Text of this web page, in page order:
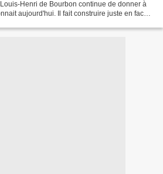
Henri de Bourbon continue de donner à
aujourd'hui. Il fait construire juste en face